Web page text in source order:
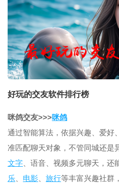
好玩的交友软件排行榜
咪鸽交友>>>咪鸽
通过智能算法，依据兴趣、爱好
准匹配聊天对象，不管同城还是
文字 、语音、视频多元聊天，
乐
电影 旅行等丰富兴趣社群